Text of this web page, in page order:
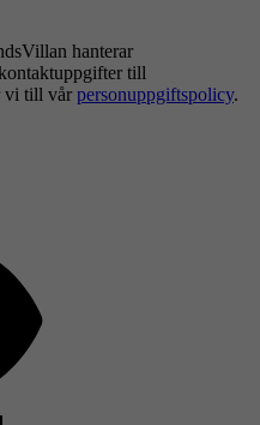
hanterar
till
vi till vår personuppgiftspolicy.